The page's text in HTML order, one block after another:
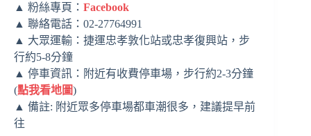
▲ 粉絲專頁： Facebook
▲ 聯絡電話：02-27764991
▲ 大眾運輸：捷運忠孝敦化站或忠孝復興站，步
行約5-8分鐘
▲ 停車資訊：附近有收費停車場，步行約2-3分鐘
(點我看地圖)
▲ 備註: 附近眾多停車場都車潮很多，建議提早前
往